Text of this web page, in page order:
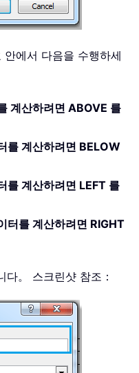
에서 다음을 수행하세
계산하려면 ABOVE 를
를 계산하려면 BELOW
를 계산하려면 LEFT 를
터를 계산하려면 RIGHT
다。 스크린샷 참조：